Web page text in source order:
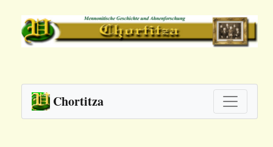
Chortitza